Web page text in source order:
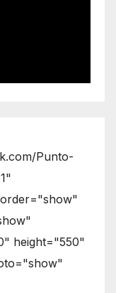
Punto-
height="550"